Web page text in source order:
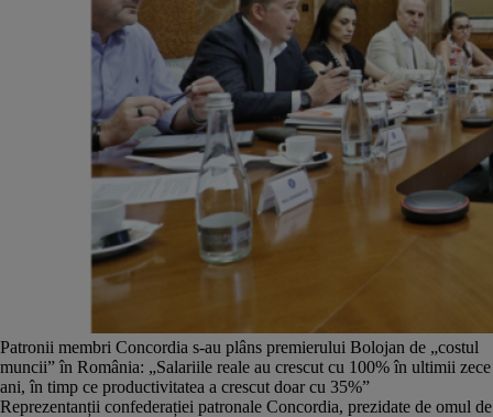
Patronii membri Concordia s-au plâns premierului Bolojan de „costul
muncii” în România: „Salariile reale au crescut cu 100% în ultimii zece
ani, în timp ce productivitatea a crescut doar cu 35%”
Reprezentanții confederației patronale Concordia, prezidate de omul de